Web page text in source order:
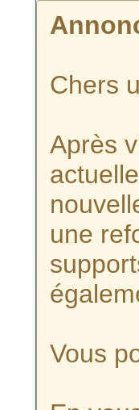
Chers
Après
une
Vous